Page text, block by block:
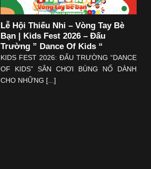
Lễ Hội Thiếu Nhi – Vòng Tay Bè
Bạn | Kids Fest 2026 – Đấu
Trường ” Dance Of Kids “
KIDS FEST 2026: ĐẤU TRƯỜNG “DANCE
OF KIDS” SÂN CHƠI BÙNG NỔ DÀNH
CHO NHỮNG [...]